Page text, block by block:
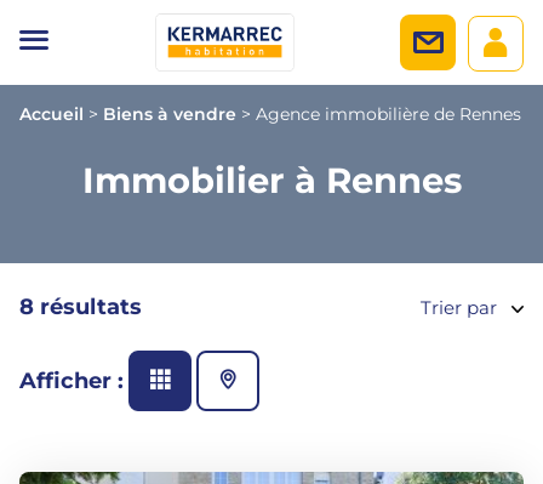
Accueil > Biens à vendre > Agence immobilière de Rennes
Immobilier à Rennes
8 résultats Trier par
Afficher :